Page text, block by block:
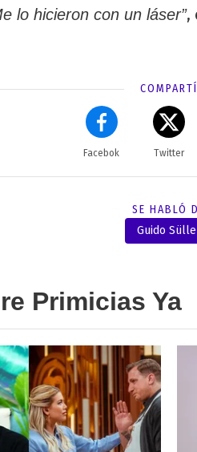
lo hicieron con un láser”,
COMPARTÍ
Facebok Twitter
SE HABLÓ
Guido
Primicias Ya